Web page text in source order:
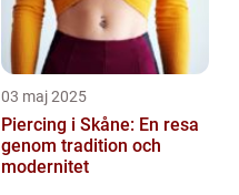
03 maj 2025
Piercing i Skåne: En resa
genom tradition och
modernitet